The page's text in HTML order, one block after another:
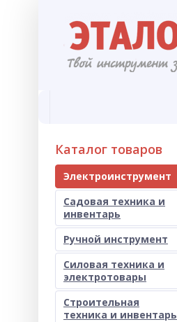
Каталог товаров
Электроинструмент
Садовая техника и
инвентарь
Ручной инструмент
Силовая техника и
электротовары
Строительная
техника и инвентарь